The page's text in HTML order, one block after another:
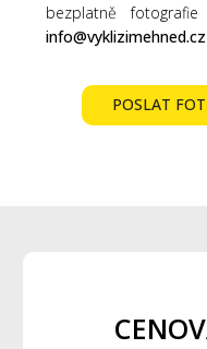
bezplatně
info@vyklizimehned.cz
POSLAT